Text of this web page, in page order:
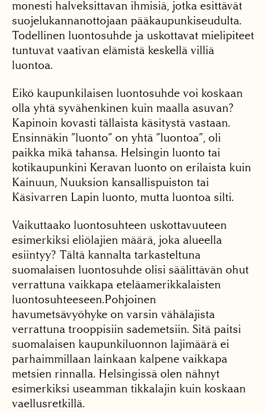
monesti halveksittavan ihmisiä, jotka esittävät
suojelukannanottojaan pääkaupunkiseudulta.
Todellinen luontosuhde ja uskottavat mielipiteet
tuntuvat vaativan elämistä keskellä villiä
luontoa.
Eikö kaupunkilaisen luontosuhde voi koskaan
olla yhtä syvähenkinen kuin maalla asuvan?
Kapinoin kovasti tällaista käsitystä vastaan.
Ensinnäkin ”luonto” on yhtä ”luontoa”, oli
paikka mikä tahansa. Helsingin luonto tai
kotikaupunkini Keravan luonto on erilaista kuin
Kainuun, Nuuksion kansallispuiston tai
Käsivarren Lapin luonto, mutta luontoa silti.
Vaikuttaako luontosuhteen uskottavuuteen
esimerkiksi eliölajien määrä, joka alueella
esiintyy? Tältä kannalta tarkasteltuna
suomalaisen luontosuhde olisi säälittävän ohut
verrattuna vaikkapa eteläamerikkalaisten
luontosuhteeseen.Pohjoinen
havumetsävyöhyke on varsin vähälajista
verrattuna trooppisiin sademetsiin. Sitä paitsi
suomalaisen kaupunkiluonnon lajimäärä ei
parhaimmillaan lainkaan kalpene vaikkapa
metsien rinnalla. Helsingissä olen nähnyt
esimerkiksi useamman tikkalajin kuin koskaan
vaellusretkillä.